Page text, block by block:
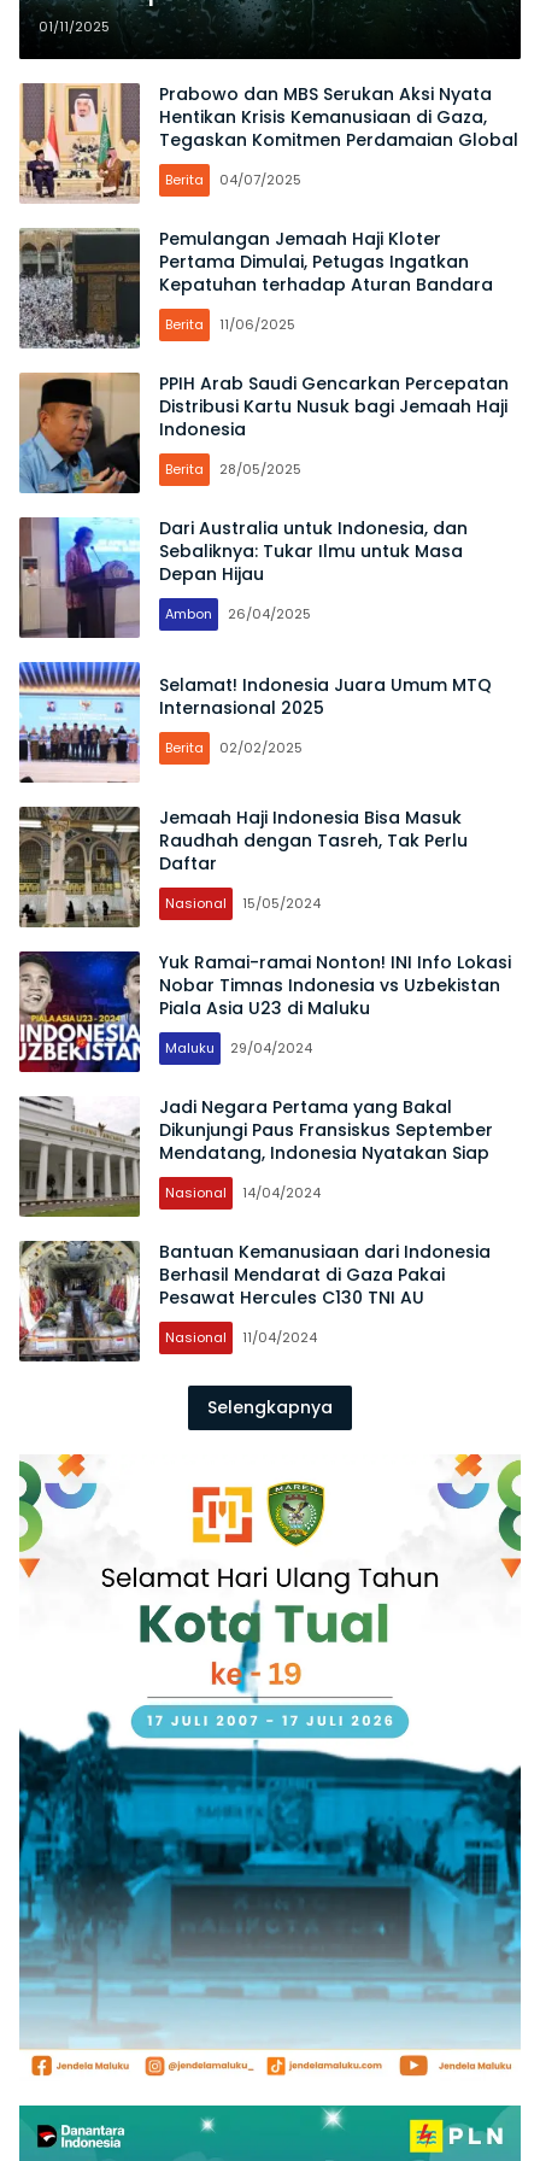
01/11/2025
Prabowo dan MBS Serukan Aksi Nyata
Hentikan Krisis Kemanusiaan di Gaza,
Tegaskan Komitmen Perdamaian Global
Berita 04/07/2025
Pemulangan Jemaah Haji Kloter
Pertama Dimulai, Petugas Ingatkan
Kepatuhan terhadap Aturan Bandara
Berita 11/06/2025
PPIH Arab Saudi Gencarkan Percepatan
Distribusi Kartu Nusuk bagi Jemaah Haji
Indonesia
Berita 28/05/2025
Dari Australia untuk Indonesia, dan
Sebaliknya: Tukar Ilmu untuk Masa
Depan Hijau
Ambon 26/04/2025
Selamat! Indonesia Juara Umum MTQ
Internasional 2025
Berita 02/02/2025
Jemaah Haji Indonesia Bisa Masuk
Raudhah dengan Tasreh, Tak Perlu
Daftar
Nasional 15/05/2024
Yuk Ramai-ramai Nonton! INI Info Lokasi
Nobar Timnas Indonesia vs Uzbekistan
Piala Asia U23 di Maluku
Maluku 29/04/2024
Jadi Negara Pertama yang Bakal
Dikunjungi Paus Fransiskus September
Mendatang, Indonesia Nyatakan Siap
Nasional 14/04/2024
Bantuan Kemanusiaan dari Indonesia
Berhasil Mendarat di Gaza Pakai
Pesawat Hercules C130 TNI AU
Nasional 11/04/2024
Selengkapnya